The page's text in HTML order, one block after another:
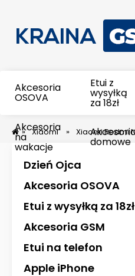
Akcesoria
OSOVA
Etui z
wysyłką
za 18zł
Akcesoria
na
wakacje domowe
» Xiaomi » Xiaomi Redmi
Dzień Ojca
Akcesoria OSOVA
Etui z wysyłką za 18zł
Akcesoria GSM
Etui na telefon
Apple iPhone